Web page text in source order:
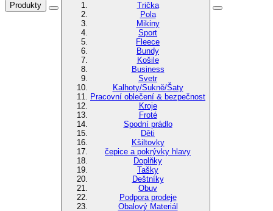
Produkty
Trička
Pola
Mikiny
Sport
Fleece
Bundy
Košile
Business
Svetr
Kalhoty/Sukně/Šaty
Pracovní oblečení & bezpečnost
Kroje
Froté
Spodní prádlo
Děti
Kšiltovky
čepice a pokrývky hlavy
Doplňky
Tašky
Deštníky
Obuv
Podpora prodeje
Obalový Materiál